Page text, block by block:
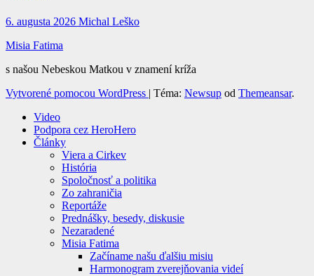
6. augusta 2026 Michal Leško
Misia Fatima
s našou Nebeskou Matkou v znamení kríža
Vytvorené pomocou WordPress | Téma: Newsup od Themeansar.
Video
Podpora cez HeroHero
Články
Viera a Cirkev
História
Spoločnosť a politika
Zo zahraničia
Reportáže
Prednášky, besedy, diskusie
Nezaradené
Misia Fatima
Začíname našu ďalšiu misiu
Harmonogram zverejňovania videí